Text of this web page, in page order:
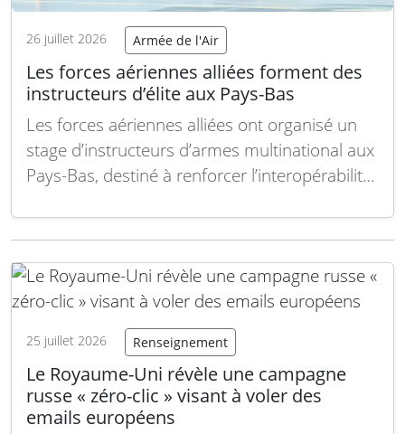
26 juillet 2026 Armée de l'Air
Les forces aériennes alliées forment des
instructeurs d’élite aux Pays-Bas
Les forces aériennes alliées ont organisé un
stage d’instructeurs d’armes multinational aux
Pays-Bas, destiné à renforcer l’interopérabilité
défense aérienne. Du 6 au 10 juillet, la Royal
cours intensif à la base aérienne de
Leeuwarden, rassemblant…Lire la suite
25 juillet 2026 Renseignement
Le Royaume-Uni révèle une campagne
russe « zéro-clic » visant à voler des
emails européens